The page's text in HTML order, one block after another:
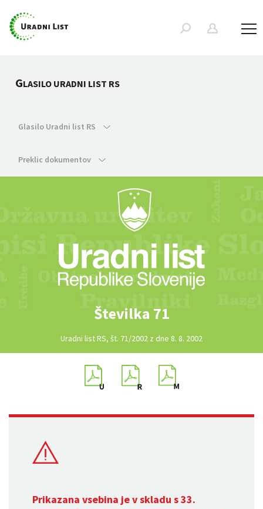
GLASILO URADNI LIST RS
Glasilo Uradni list RS
Preklic dokumentov
Številka 71
Uradni list RS, št. 71/2002 z dne 8. 8. 2002
Prikazana vsebina je v skladu s 33.